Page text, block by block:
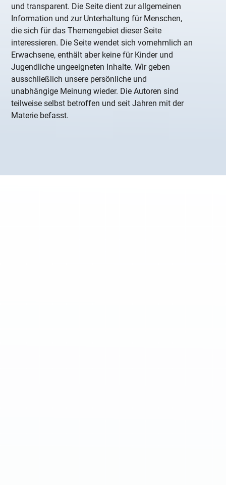
und transparent. Die Seite dient zur allgemeinen
Information und zur Unterhaltung für Menschen,
die sich für das Themengebiet dieser Seite
interessieren. Die Seite wendet sich vornehmlich an
Erwachsene, enthält aber keine für Kinder und
Jugendliche ungeeigneten Inhalte. Wir geben
ausschließlich unsere persönliche und
unabhängige Meinung wieder. Die Autoren sind
teilweise selbst betroffen und seit Jahren mit der
Materie befasst.